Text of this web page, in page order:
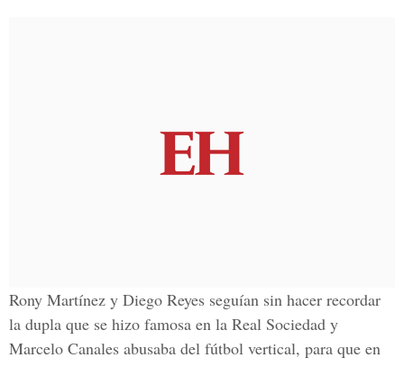
Rony Martínez y Diego Reyes seguían sin hacer recordar
la dupla que se hizo famosa en la Real Sociedad y
Marcelo Canales abusaba del fútbol vertical, para que en